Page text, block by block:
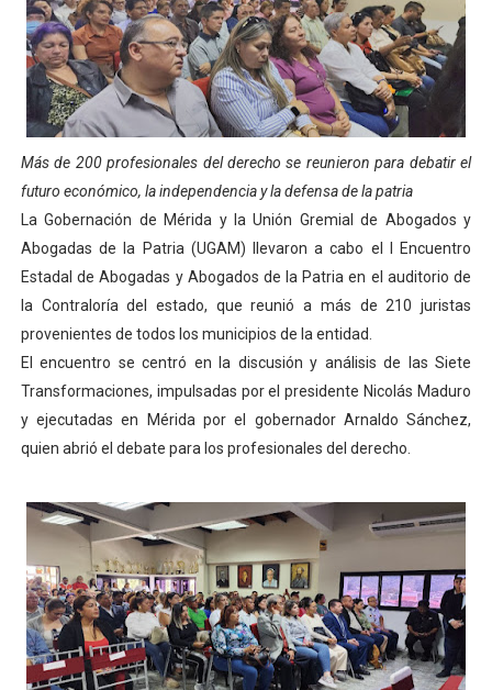
Corposalud y Secretaría Social fortalecen la atención
Inicia el plan vacacional Venezuela Renace en el
Entregan planta eléctrica para fortalecer la atención
Expertos inspeccionan espacios del OAN para la
Dictan MasterClass en el marco del Encuentro LAGO
Campo Elías avanza con plan de asfaltado
Encuentro estadal fortalece la coordinación de
Gobernador Arnaldo Sánchez apadrina a más de 993
Plan Quirúrgico Regional llega a Pueblo Llano con la
Más de 200 profesionales del derecho se reunieron para debatir el
futuro económico, la independencia y la defensa de la patria
La Gobernación de Mérida y la Unión Gremial de Abogados y
Abogadas de la Patria (UGAM) llevaron a cabo el I Encuentro
Estadal de Abogadas y Abogados de la Patria en el auditorio de
la Contraloría del estado, que reunió a más de 210 juristas
provenientes de todos los municipios de la entidad.
El encuentro se centró en la discusión y análisis de las Siete
Transformaciones, impulsadas por el presidente Nicolás Maduro
y ejecutadas en Mérida por el gobernador Arnaldo Sánchez,
quien abrió el debate para los profesionales del derecho.